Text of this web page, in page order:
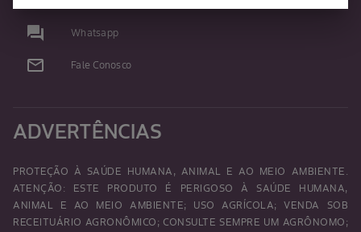
question_answer Whatsapp
mail_outline Fale Conosco
ADVERTÊNCIAS
PROTEÇÃO À SAÚDE HUMANA, ANIMAL E AO MEIO AMBIENTE.
ATENÇÃO: ESTE PRODUTO É PERIGOSO À SAÚDE HUMANA,
ANIMAL E AO MEIO AMBIENTE; USO AGRÍCOLA; VENDA SOB
RECEITUÁRIO AGRONÔMICO; CONSULTE SEMPRE UM AGRÔNOMO;